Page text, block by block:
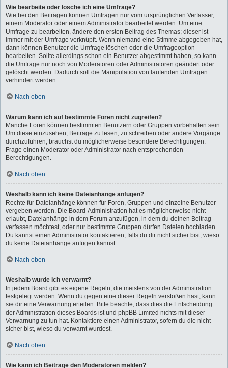
Wie bearbeite oder lösche ich eine Umfrage?
Wie bei den Beiträgen können Umfragen nur vom ursprünglichen Verfasser,
einem Moderator oder einem Administrator bearbeitet werden. Um eine
Umfrage zu bearbeiten, ändere den ersten Beitrag des Themas; dieser ist
immer mit der Umfrage verknüpft. Wenn niemand eine Stimme abgegeben hat,
dann können Benutzer die Umfrage löschen oder die Umfrageoption
bearbeiten. Sollte allerdings schon ein Benutzer abgestimmt haben, so kann
die Umfrage nur noch von Moderatoren oder Administratoren geändert oder
gelöscht werden. Dadurch soll die Manipulation von laufenden Umfragen
verhindert werden.
Nach oben
Warum kann ich auf bestimmte Foren nicht zugreifen?
Manche Foren können bestimmten Benutzern oder Gruppen vorbehalten sein.
Um diese einzusehen, Beiträge zu lesen, zu schreiben oder andere Vorgänge
durchzuführen, brauchst du möglicherweise besondere Berechtigungen.
Frage einen Moderator oder Administrator nach entsprechenden
Berechtigungen.
Nach oben
Weshalb kann ich keine Dateianhänge anfügen?
Rechte für Dateianhänge können für Foren, Gruppen und einzelne Benutzer
vergeben werden. Die Board-Administration hat es möglicherweise nicht
erlaubt, Dateianhänge in dem Forum anzufügen, in dem du deinen Beitrag
verfassen möchtest, oder nur bestimmte Gruppen dürfen Dateien hochladen.
Du kannst einen Administrator kontaktieren, falls du dir nicht sicher bist, wieso
du keine Dateianhänge anfügen kannst.
Nach oben
Weshalb wurde ich verwarnt?
In jedem Board gibt es eigene Regeln, die meistens von der Administration
festgelegt werden. Wenn du gegen eine dieser Regeln verstoßen hast, kann
sie dir eine Verwarnung erteilen. Bitte beachte, dass dies die Entscheidung
der Administration dieses Boards ist und phpBB Limited nichts mit dieser
Verwarnung zu tun hat. Kontaktiere einen Administrator, sofern du die nicht
sicher bist, wieso du verwarnt wurdest.
Nach oben
Wie kann ich Beiträge den Moderatoren melden?